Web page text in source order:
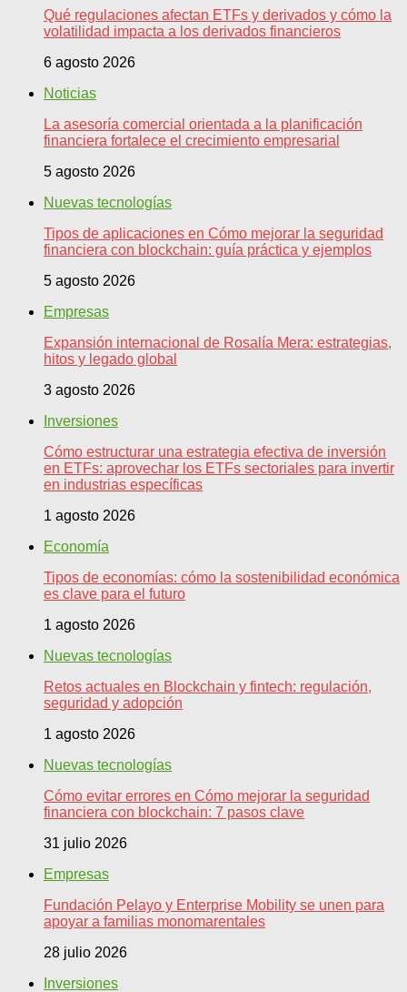
Qué regulaciones afectan ETFs y derivados y cómo la
volatilidad impacta a los derivados financieros
6 agosto 2026
Noticias
La asesoría comercial orientada a la planificación
financiera fortalece el crecimiento empresarial
5 agosto 2026
Nuevas tecnologías
Tipos de aplicaciones en Cómo mejorar la seguridad
financiera con blockchain: guía práctica y ejemplos
5 agosto 2026
Empresas
Expansión internacional de Rosalía Mera: estrategias,
hitos y legado global
3 agosto 2026
Inversiones
Cómo estructurar una estrategia efectiva de inversión
en ETFs: aprovechar los ETFs sectoriales para invertir
en industrias específicas
1 agosto 2026
Economía
Tipos de economías: cómo la sostenibilidad económica
es clave para el futuro
1 agosto 2026
Nuevas tecnologías
Retos actuales en Blockchain y fintech: regulación,
seguridad y adopción
1 agosto 2026
Nuevas tecnologías
Cómo evitar errores en Cómo mejorar la seguridad
financiera con blockchain: 7 pasos clave
31 julio 2026
Empresas
Fundación Pelayo y Enterprise Mobility se unen para
apoyar a familias monomarentales
28 julio 2026
Inversiones